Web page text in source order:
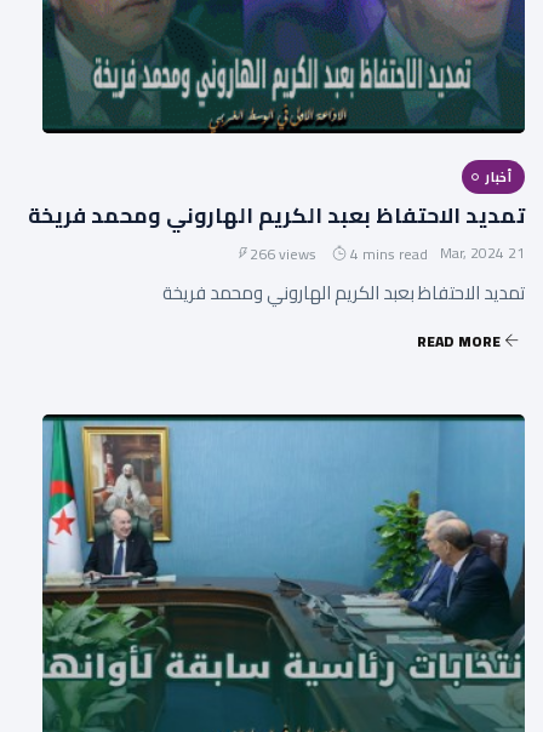
أخبار
تمديد الاحتفاظ بعبد الكريم الهاروني ومحمد فريخة
21 Mar, 2024
4 mins read
266 views
تمديد الاحتفاظ بعبد الكريم الهاروني ومحمد فريخة
READ MORE